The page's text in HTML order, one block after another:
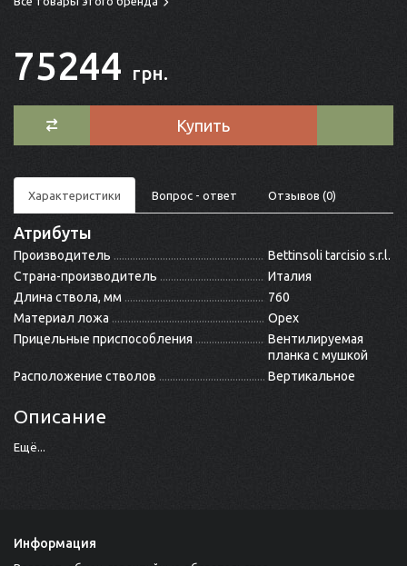
75244 грн.
Купить
Характеристики Вопрос - ответ Отзывов (0)
Атрибуты
Производитель
Bettinsoli tarcisio s.r.l.
Страна-производитель
Италия
Длина ствола, мм
760
Материал ложа
Орех
Прицельные приспособления
Вентилируемая
планка с мушкой
Расположение стволов
Вертикальное
Описание
Ещё...
Информация